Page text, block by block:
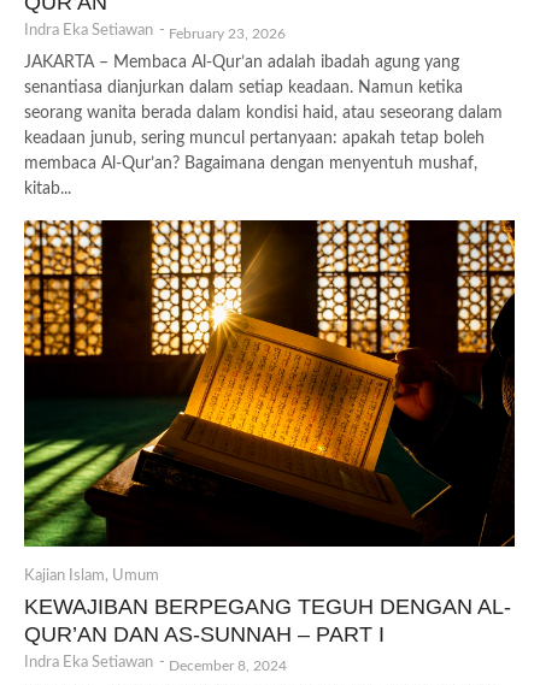
Indra Eka Setiawan - February 23, 2026
JAKARTA – Membaca Al-Qur’an adalah ibadah agung yang
senantiasa dianjurkan dalam setiap keadaan. Namun ketika
seorang wanita berada dalam kondisi haid, atau seseorang dalam
keadaan junub, sering muncul pertanyaan: apakah tetap boleh
membaca Al-Qur’an? Bagaimana dengan menyentuh mushaf,
kitab...
Kajian Islam, Umum
KEWAJIBAN BERPEGANG TEGUH DENGAN AL-
QUR’AN DAN AS-SUNNAH – PART I
Indra Eka Setiawan - December 8, 2024